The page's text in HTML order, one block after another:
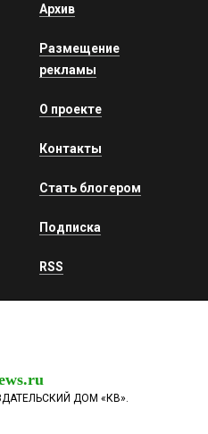
Архив
Размещение
рекламы
О проекте
Контакты
Стать блогером
Подписка
RSS
ДОМ «КВ».